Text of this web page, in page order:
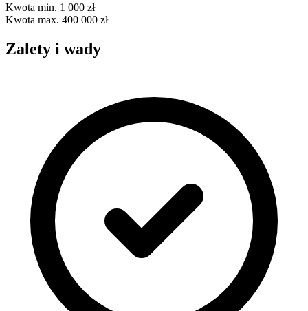
Kwota min. 1 000 zł
Kwota max. 400 000 zł
Zalety i wady